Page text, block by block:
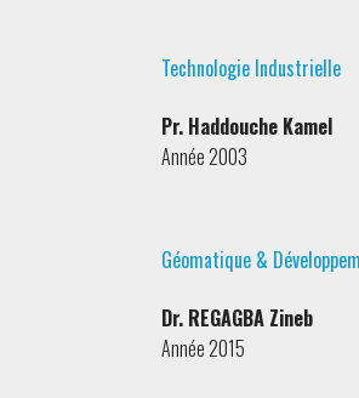
Technologie Industrielle
Pr. Haddouche Kamel
Année 2003
Géomatique &
Dr. REGAGBA Zineb
Année 2015